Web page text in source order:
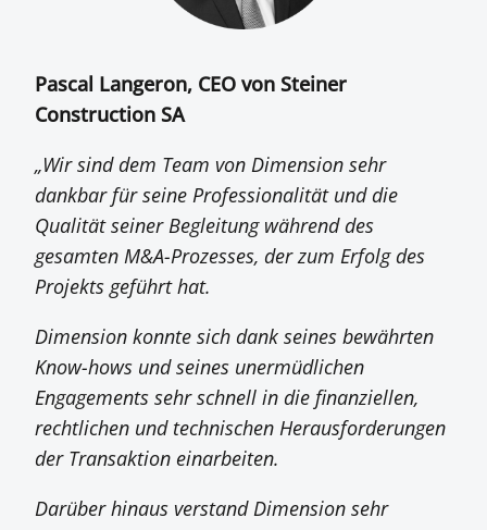
Pascal Langeron, CEO von Steiner
Construction SA
„Wir sind dem Team von Dimension sehr
dankbar für seine Professionalität und die
Qualität seiner Begleitung während des
gesamten M&A-Prozesses, der zum Erfolg des
Projekts geführt hat.
Dimension konnte sich dank seines bewährten
Know-hows und seines unermüdlichen
Engagements sehr schnell in die finanziellen,
rechtlichen und technischen Herausforderungen
der Transaktion einarbeiten.
Darüber hinaus verstand Dimension sehr